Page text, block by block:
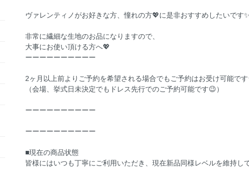
ヴァレンティノがお好きな方、憧れの方💖に是非おすすめしたいです
非常に繊細な生地のお品になりますので、
大事にお使い頂ける方へ💖
ーーーーーーーーーー
2ヶ月以上前よりご予約を希望される場合でもご予約はお受け可能で
（会場、挙式日未決定でもドレス先行でのご予約可能です😉）
ーーーーーーーーーー
ーーーーーーーーーー
■現在の商品状態
皆様にはいつも丁寧にご利用いただき、現在新品同様レベルを維持し